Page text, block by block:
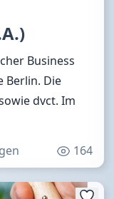
Business
Berlin. Die
dvct. Im
164